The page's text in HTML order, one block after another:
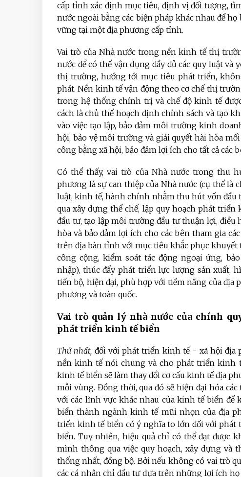
cấp tỉnh xác định mục tiêu, định vị đối tượng,
nước ngoài bằng các biện pháp khác nhau để
vững tại một địa phương cấp tỉnh.
Vai trò của Nhà nước trong nền kinh tế thị
nước để có thể vận dụng đầy đủ các quy luật
thị trường, hướng tới mục tiêu phát triển,
phát. Nền kinh tế vận động theo cơ chế thị
trong hệ thống chính trị và chế độ kinh tế
cách là chủ thể hoạch định chính sách và tạo
vào việc tạo lập, bảo đảm môi trường kinh
hội, bảo vệ môi trường và giải quyết hài hòa
công bằng xã hội, bảo đảm lợi ích cho tất cả các
Có thể thấy, vai trò của Nhà nước trong thu
phương là sự can thiệp của Nhà nước (cụ thể là
luật, kinh tế, hành chính nhằm thu hút vốn
qua xây dựng thể chế, lập quy hoạch phát
đầu tư, tạo lập môi trường đầu tư thuận lợi,
hòa và bảo đảm lợi ích cho các bên tham gia
trên địa bàn tỉnh với mục tiêu khắc phục
công cộng, kiểm soát tác động ngoại ứng,
nhập), thúc đẩy phát triển lực lượng sản xuất,
tiến bộ, hiện đại, phù hợp với tiềm năng của
phương và toàn quốc.
Vai trò quản lý nhà nước của chính
phát triển kinh tế biển
Thứ nhất, đối với phát triển kinh tế - xã hội địa
nền kinh tế nói chung và cho phát triển kinh
kinh tế biển sẽ làm thay đổi cơ cấu kinh tế địa
mỗi vùng. Đồng thời, qua đó sẽ hiện đại hóa
với các lĩnh vực khác nhau của kinh tế biển để
biển thành ngành kinh tế mũi nhọn của địa
triển kinh tế biển có ý nghĩa to lớn đối với
biển. Tuy nhiên, hiệu quả chỉ có thể đạt được
mình thông qua việc quy hoạch, xây dựng và
thống nhất, đồng bộ. Bởi nếu không có vai trò
các cá nhân chỉ đầu tư dựa trên những lợi ích